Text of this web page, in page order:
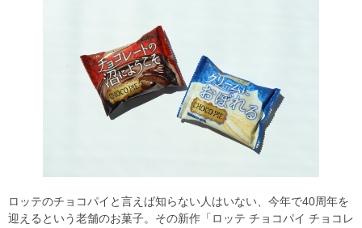
ロッテのチョコパイと言えば知らない人はいない、今年で40周年を
迎えるという老舗のお菓子。その新作「ロッテ チョコパイ チョコレ